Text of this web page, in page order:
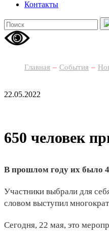
Контакты
Главная События
22.05.2022
650 человек
В прошлом году их было
Участники выбрали для
словом выступил
Сегодня, 22 мая, это